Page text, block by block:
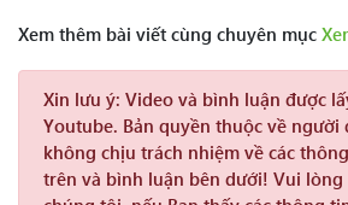
Xem thêm bài viết cùng chuyên mục
Xin lưu ý: Video và bình luận được
Youtube. Bản quyền thuộc về người
không chịu trách nhiệm về các
trên và bình luận bên dưới! Vui